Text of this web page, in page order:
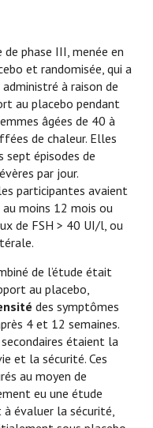
de phase III, menée en
et randomisée, qui a
à raison de
au placebo pendant
âgées de 40 à
de chaleur. Elles
sept épisodes de
par jour.
participantes avaient
moins 12 mois ou
de FSH > 40 UI/l, ou
de l’étude était
au placebo,
des symptômes
4 et 12 semaines.
étaient la
et la sécurité. Ces
au moyen de
eu une étude
à évaluer la sécurité,